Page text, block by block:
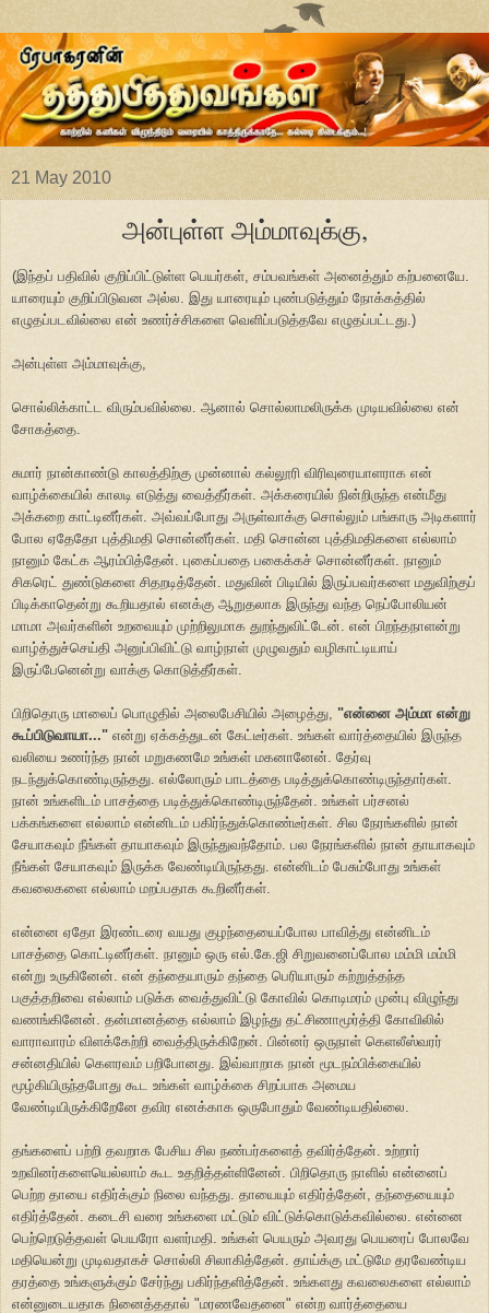
21 May 2010
அன்புள்ள அம்மாவுக்கு,
(இந்தப் பதிவில் குறிப்பிட்டுள்ள பெயர்கள், சம்பவங்கள் அனைத்தும் கற்பனையே.
யாரையும் குறிப்பிடுவன அல்ல. இது யாரையும் புண்படுத்தும் நோக்கத்தில்
எழுதப்படவில்லை என் உணர்ச்சிகளை வெளிப்படுத்தவே எழுதப்பட்டது.)
அன்புள்ள அம்மாவுக்கு,
சொல்லிக்காட்ட விரும்பவில்லை. ஆனால் சொல்லாமலிருக்க முடியவில்லை என்
சோகத்தை.
சுமார் நான்காண்டு காலத்திற்கு முன்னால் கல்லூரி விரிவுரையாளராக என்
வாழ்க்கையில் காலடி எடுத்து வைத்தீர்கள். அக்கரையில் நின்றிருந்த என்மீது
அக்கறை காட்டினீர்கள். அவ்வப்போது அருள்வாக்கு சொல்லும் பங்காரு அடிகளார்
போல ஏதேதோ புத்திமதி சொன்னீர்கள். மதி சொன்ன புத்திமதிகளை எல்லாம்
நானும் கேட்க ஆரம்பித்தேன். புகைப்பதை பகைக்கச் சொன்னீர்கள். நானும்
சிகரெட் துண்டுகளை சிதறடித்தேன். மதுவின் பிடியில் இருப்பவர்களை மதுவிற்குப்
பிடிக்காதென்று கூறியதால் எனக்கு ஆறுதலாக இருந்து வந்த நெப்போலியன்
மாமா அவர்களின் உறவையும் முற்றிலுமாக துறந்துவிட்டேன். என் பிறந்தநாளன்று
வாழ்த்துச்செய்தி அனுப்பிவிட்டு வாழ்நாள் முழுவதும் வழிகாட்டியாய்
இருப்பேனென்று வாக்கு கொடுத்தீர்கள்.
பிறிதொரு மாலைப் பொழுதில் அலைபேசியில் அழைத்து, "என்னை அம்மா என்று
கூப்பிடுவாயா..." என்று ஏக்கத்துடன் கேட்டீர்கள். உங்கள் வார்த்தையில் இருந்த
வலியை உணர்ந்த நான் மறுகணமே உங்கள் மகனானேன். தேர்வு
நடந்துக்கொண்டிருந்தது. எல்லோரும் பாடத்தை படித்துக்கொண்டிருந்தார்கள்.
நான் உங்களிடம் பாசத்தை படித்துக்கொண்டிருந்தேன். உங்கள் பர்சனல்
பக்கங்களை எல்லாம் என்னிடம் பகிர்ந்துக்கொண்டீர்கள். சில நேரங்களில் நான்
சேயாகவும் நீங்கள் தாயாகவும் இருந்துவந்தோம். பல நேரங்களில் நான் தாயாகவும்
நீங்கள் சேயாகவும் இருக்க வேண்டியிருந்தது. என்னிடம் பேசும்போது உங்கள்
கவலைகளை எல்லாம் மறப்பதாக கூறினீர்கள்.
என்னை ஏதோ இரண்டரை வயது குழந்தையைப்போல பாவித்து என்னிடம்
பாசத்தை கொட்டினீர்கள். நானும் ஒரு எல்.கே.ஜி சிறுவனைப்போல மம்மி மம்மி
என்று உருகினேன். என் தந்தையாரும் தந்தை பெரியாரும் கற்றுத்தந்த
பகுத்தறிவை எல்லாம் படுக்க வைத்துவிட்டு கோவில் கொடிமரம் முன்பு விழுந்து
வணங்கினேன். தன்மானத்தை எல்லாம் இழந்து தட்சிணாமூர்த்தி கோவிலில்
வாராவாரம் விளக்கேற்றி வைத்திருக்கிறேன். பின்னர் ஒருநாள் கெளலீஸ்வரர்
சன்னதியில் கெளரவம் பறிபோனது. இவ்வாறாக நான் மூடநம்பிக்கையில்
மூழ்கியிருந்தபோது கூட உங்கள் வாழ்க்கை சிறப்பாக அமைய
வேண்டியிருக்கிறேனே தவிர எனக்காக ஒருபோதும் வேண்டியதில்லை.
தங்களைப் பற்றி தவறாக பேசிய சில நண்பர்களைத் தவிர்த்தேன். உற்றார்
உறவினர்களையெல்லாம் கூட உதறித்தள்ளினேன். பிறிதொரு நாளில் என்னைப்
பெற்ற தாயை எதிர்க்கும் நிலை வந்தது. தாயையும் எதிர்த்தேன், தந்தையையும்
எதிர்த்தேன். கடைசி வரை உங்களை மட்டும் விட்டுக்கொடுக்கவில்லை. என்னை
பெற்றெடுத்தவள் பெயரோ வளர்மதி. உங்கள் பெயரும் அவரது பெயரைப் போலவே
மதியென்று முடிவதாகச் சொல்லி சிலாகித்தேன். தாய்க்கு மட்டுமே தரவேண்டிய
தரத்தை உங்களுக்கும் சேர்ந்து பகிர்ந்தளித்தேன். உங்களது கவலைகளை எல்லாம்
என்னுடையதாக நினைத்ததால் "மரணவேதனை" என்ற வார்த்தையை